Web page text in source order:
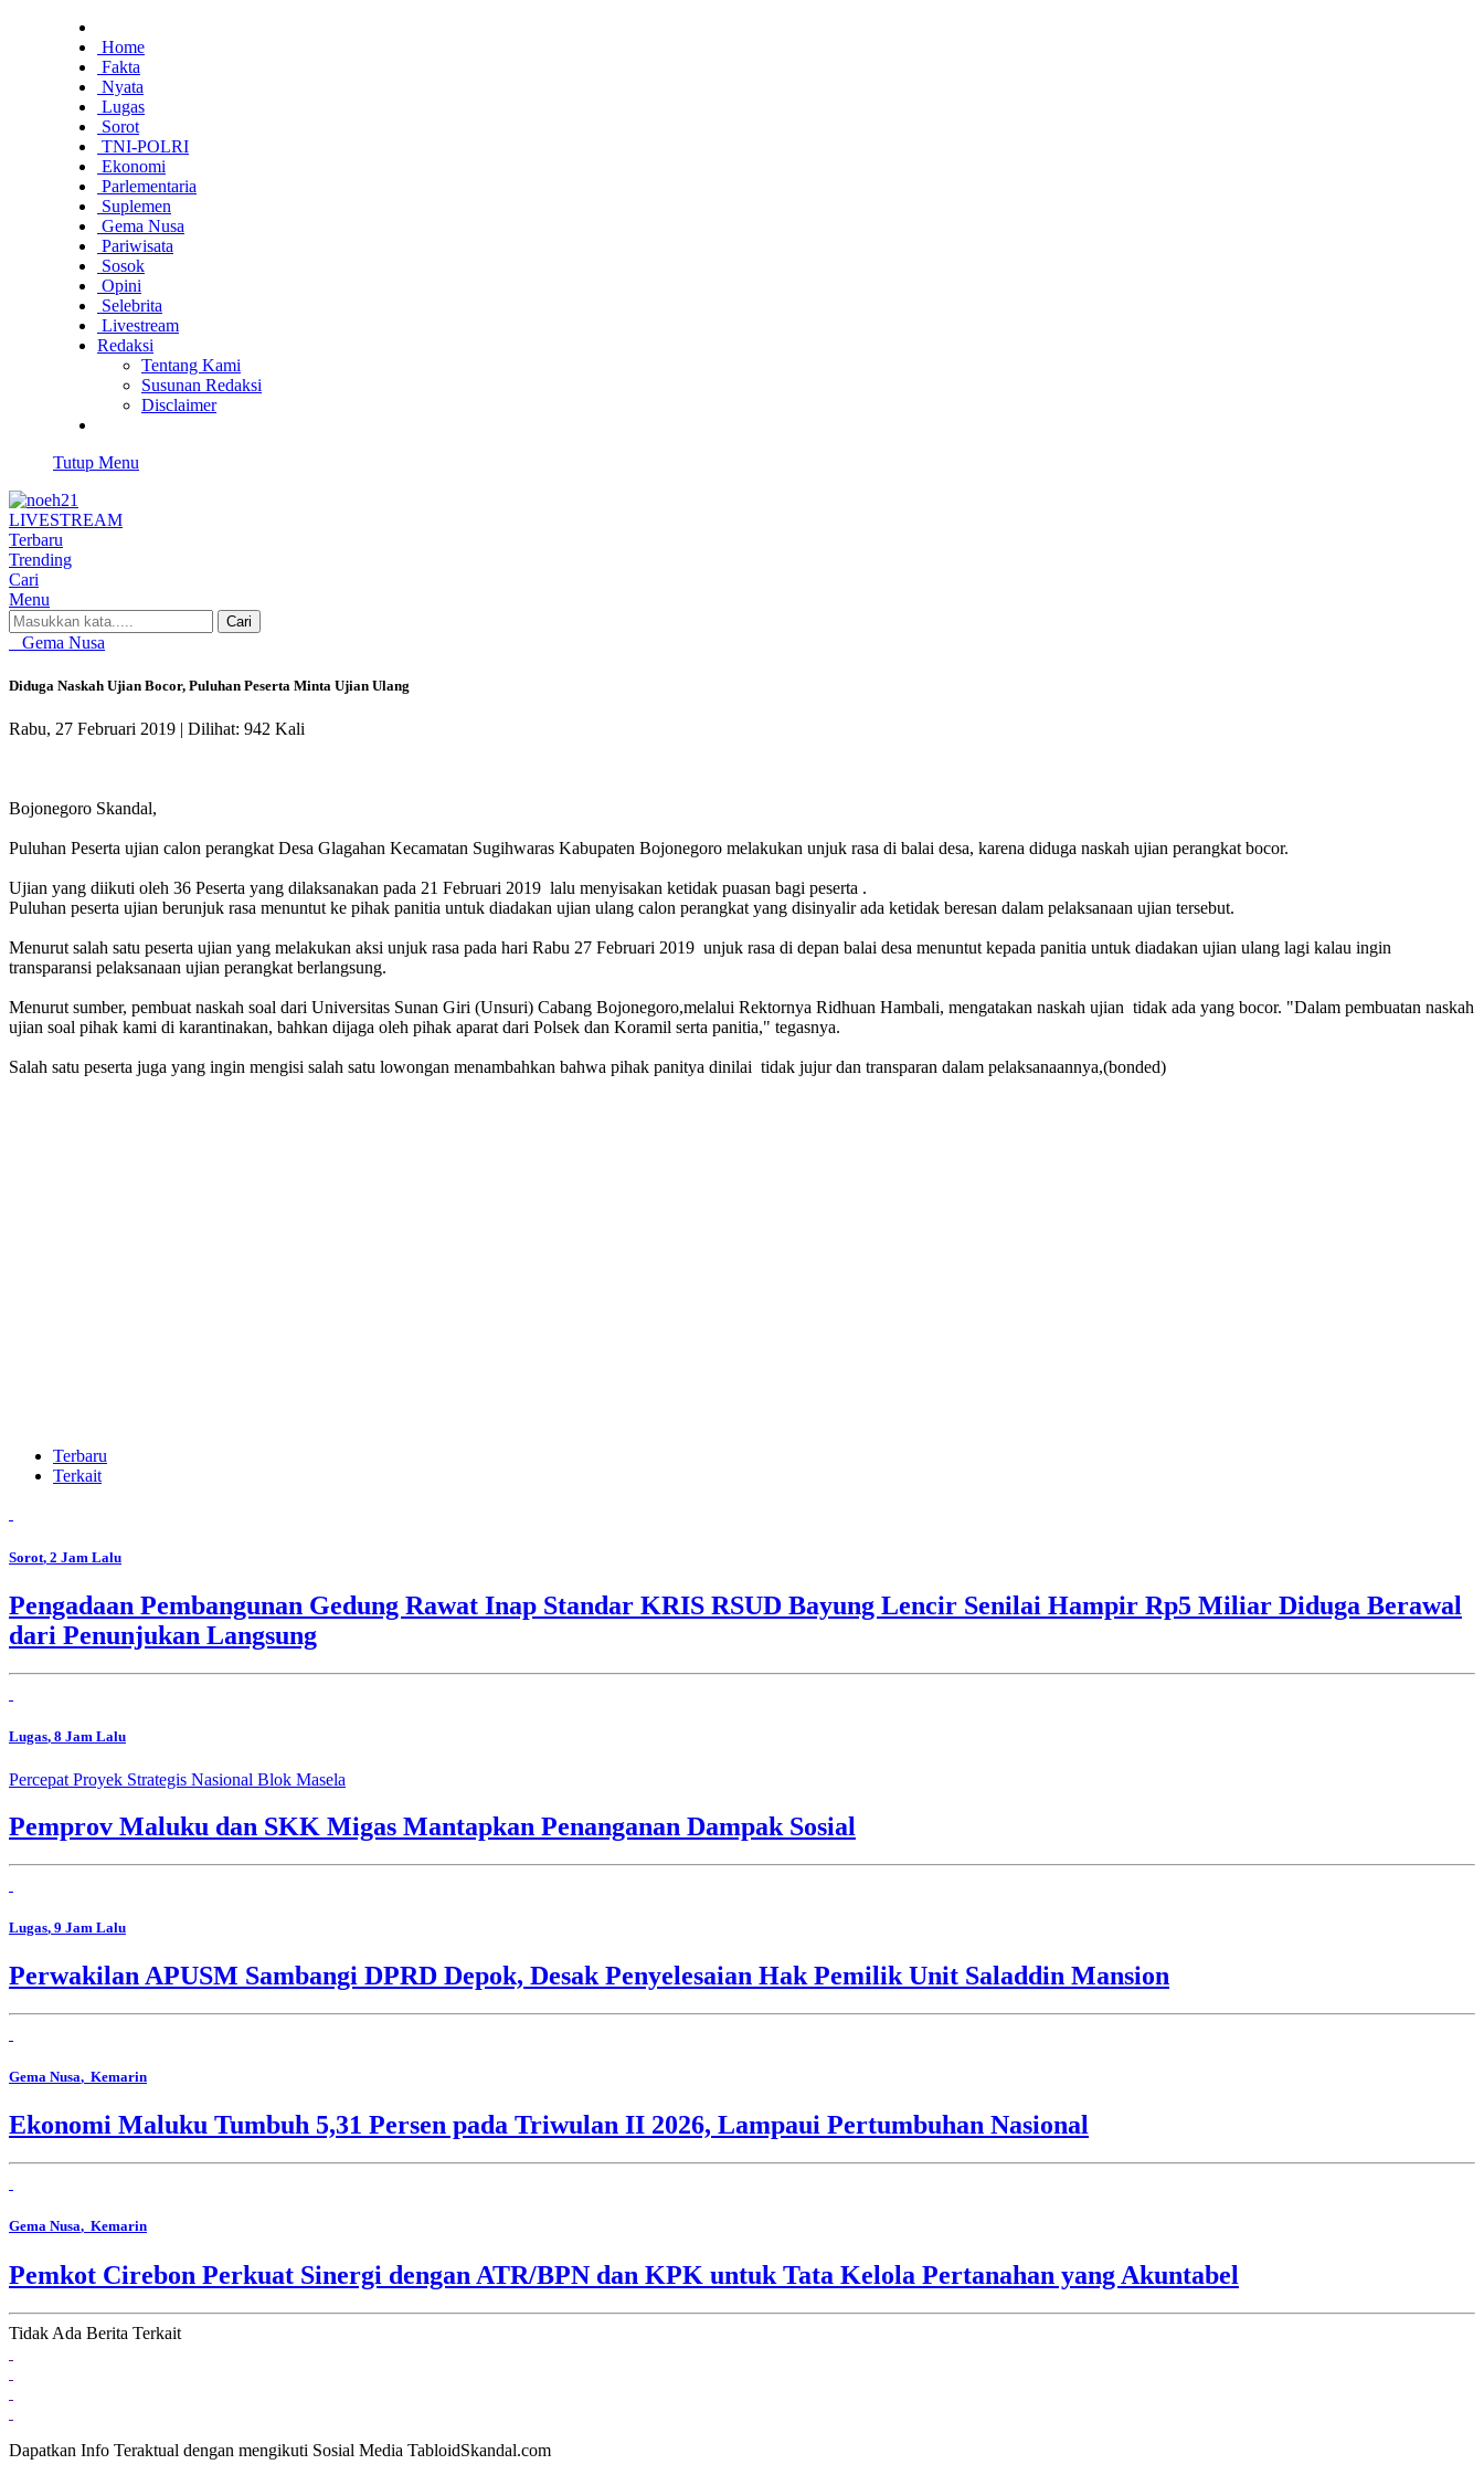
Home
Fakta
Nyata
Lugas
Sorot
TNI-POLRI
Ekonomi
Parlementaria
Suplemen
Gema Nusa
Pariwisata
Sosok
Opini
Selebrita
Livestream
Redaksi
Tentang Kami
Susunan Redaksi
Disclaimer
Tutup Menu
LIVESTREAM
Terbaru
Trending
Cari
Menu
Cari
Gema Nusa
Diduga Naskah Ujian Bocor, Puluhan Peserta Minta Ujian Ulang
Rabu, 27 Februari 2019 | Dilihat: 942 Kali
Bojonegoro Skandal,
Puluhan Peserta ujian calon perangkat Desa Glagahan Kecamatan Sugihwaras Kabupaten Bojonegoro melakukan unjuk rasa di balai desa, karena diduga naskah ujian perangkat bocor.
Ujian yang diikuti oleh 36 Peserta yang dilaksanakan pada 21 Februari 2019 lalu menyisakan ketidak puasan bagi peserta .
Puluhan peserta ujian berunjuk rasa menuntut ke pihak panitia untuk diadakan ujian ulang calon perangkat yang disinyalir ada ketidak beresan dalam pelaksanaan ujian tersebut.
Menurut salah satu peserta ujian yang melakukan aksi unjuk rasa pada hari Rabu 27 Februari 2019 unjuk rasa di depan balai desa menuntut kepada panitia untuk diadakan ujian ulang lagi kalau ingin
transparansi pelaksanaan ujian perangkat berlangsung.
Menurut sumber, pembuat naskah soal dari Universitas Sunan Giri (Unsuri) Cabang Bojonegoro,melalui Rektornya Ridhuan Hambali, mengatakan naskah ujian tidak ada yang bocor. "Dalam pembuatan naskah
ujian soal pihak kami di karantinakan, bahkan dijaga oleh pihak aparat dari Polsek dan Koramil serta panitia," tegasnya.
Salah satu peserta juga yang ingin mengisi salah satu lowongan menambahkan bahwa pihak panitya dinilai tidak jujur dan transparan dalam pelaksanaannya,(bonded)
Terbaru
Terkait
Sorot, 2 Jam Lalu
Pengadaan Pembangunan Gedung Rawat Inap Standar KRIS RSUD Bayung Lencir Senilai Hampir Rp5 Miliar Diduga Berawal
dari Penunjukan Langsung
Lugas, 8 Jam Lalu
Percepat Proyek Strategis Nasional Blok Masela
Pemprov Maluku dan SKK Migas Mantapkan Penanganan Dampak Sosial
Lugas, 9 Jam Lalu
Perwakilan APUSM Sambangi DPRD Depok, Desak Penyelesaian Hak Pemilik Unit Saladdin Mansion
Gema Nusa, Kemarin
Ekonomi Maluku Tumbuh 5,31 Persen pada Triwulan II 2026, Lampaui Pertumbuhan Nasional
Gema Nusa, Kemarin
Pemkot Cirebon Perkuat Sinergi dengan ATR/BPN dan KPK untuk Tata Kelola Pertanahan yang Akuntabel
Tidak Ada Berita Terkait
Dapatkan Info Teraktual dengan mengikuti Sosial Media TabloidSkandal.com